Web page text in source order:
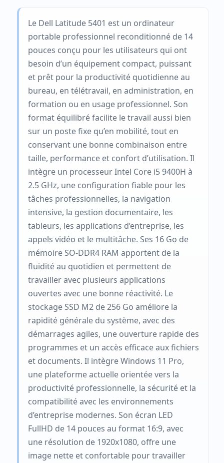
Le Dell Latitude 5401 est un ordinateur
portable professionnel reconditionné de 14
pouces conçu pour les utilisateurs qui ont
besoin d’un équipement compact, puissant
et prêt pour la productivité quotidienne au
bureau, en télétravail, en administration, en
formation ou en usage professionnel. Son
format équilibré facilite le travail aussi bien
sur un poste fixe qu’en mobilité, tout en
conservant une bonne combinaison entre
taille, performance et confort d’utilisation. Il
intègre un processeur Intel Core i5 9400H à
2.5 GHz, une configuration fiable pour les
tâches professionnelles, la navigation
intensive, la gestion documentaire, les
tableurs, les applications d’entreprise, les
appels vidéo et le multitâche. Ses 16 Go de
mémoire SO-DDR4 RAM apportent de la
fluidité au quotidien et permettent de
travailler avec plusieurs applications
ouvertes avec une bonne réactivité. Le
stockage SSD M2 de 256 Go améliore la
rapidité générale du système, avec des
démarrages agiles, une ouverture rapide des
programmes et un accès efficace aux fichiers
et documents. Il intègre Windows 11 Pro,
une plateforme actuelle orientée vers la
productivité professionnelle, la sécurité et la
compatibilité avec les environnements
d’entreprise modernes. Son écran LED
FullHD de 14 pouces au format 16:9, avec
une résolution de 1920x1080, offre une
image nette et confortable pour travailler